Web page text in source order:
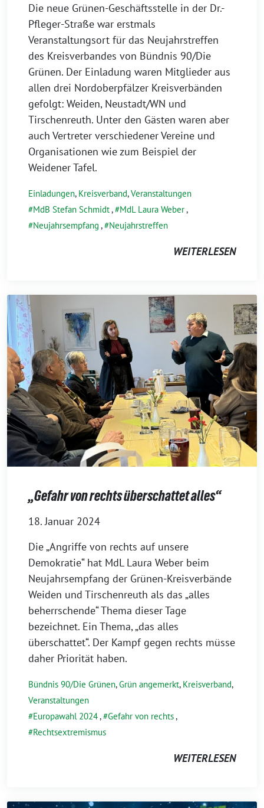
Die neue Grünen-Geschäftsstelle in der Dr.-
Pfleger-Straße war erstmals
Veranstaltungsort für das Neujahrstreffen
des Kreisverbandes von Bündnis 90/Die
Grünen. Der Einladung waren Mitglieder aus
allen drei Nordoberpfälzer Kreisverbänden
gefolgt: Weiden, Neustadt/WN und
Tirschenreuth. Unter den Gästen waren aber
auch Vertreter verschiedener Vereine und
Organisationen wie zum Beispiel der
Weidener Tafel.
Einladungen, Kreisverband,Veranstaltungen
MdB Stefan Schmidt, MdL Laura Weber,
Neujahrsempfang , Neujahrstreffen
WEITERLESEN
„Gefahr von rechts überschattet alles“
18. Januar 2024
Die „Angriffe von rechts auf unsere
Demokratie“ hat MdL Laura Weber beim
Neujahrsempfang der Grünen-Kreisverbände
Weiden und Tirschenreuth als das „alles
beherrschende“ Thema dieser Tage
bezeichnet. Ein Thema, „das alles
überschattet“. Der Kampf gegen rechts müsse
daher Priorität haben.
Bündnis 90/Die Grünen,Grün angemerkt, Kreisverband,
Veranstaltungen
Europawahl 2024, Gefahr von rechts,
Rechtsextremismus
WEITERLESEN